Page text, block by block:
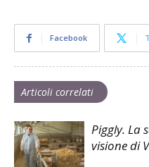
Facebook
Articoli correlati
Piggly. La
visione di